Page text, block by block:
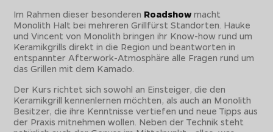
Im Rahmen dieser besonderen Roadshow macht
Monolith Halt bei mehreren Grillfürst Standorten. Hauke
und Vincent von Monolith bringen ihr Know-how rund um
Keramikgrills direkt in die Region und beantworten in
entspannter Afterwork-Atmosphäre alle Fragen rund um
das Grillen mit dem Kamado.
Der Kurs richtet sich sowohl an Einsteiger, die den
Keramikgrill kennenlernen möchten, als auch an Monolith
Besitzer, die ihre Kenntnisse vertiefen und neue Tipps aus
der Praxis mitnehmen wollen. Neben der Technik steht